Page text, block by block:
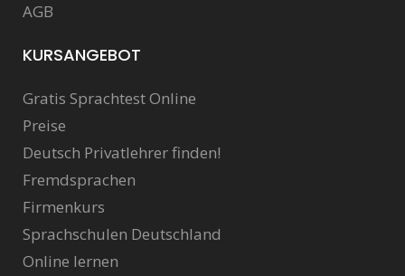
AGB
KURSANGEBOT
Gratis Sprachtest Online
Preise
Deutsch Privatlehrer finden!
Fremdsprachen
Firmenkurs
Sprachschulen Deutschland
Online lernen